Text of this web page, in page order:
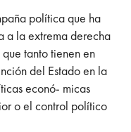
política que ha
a la extrema derecha
tanto tienen en
del Estado en la
econó- micas
o el control político